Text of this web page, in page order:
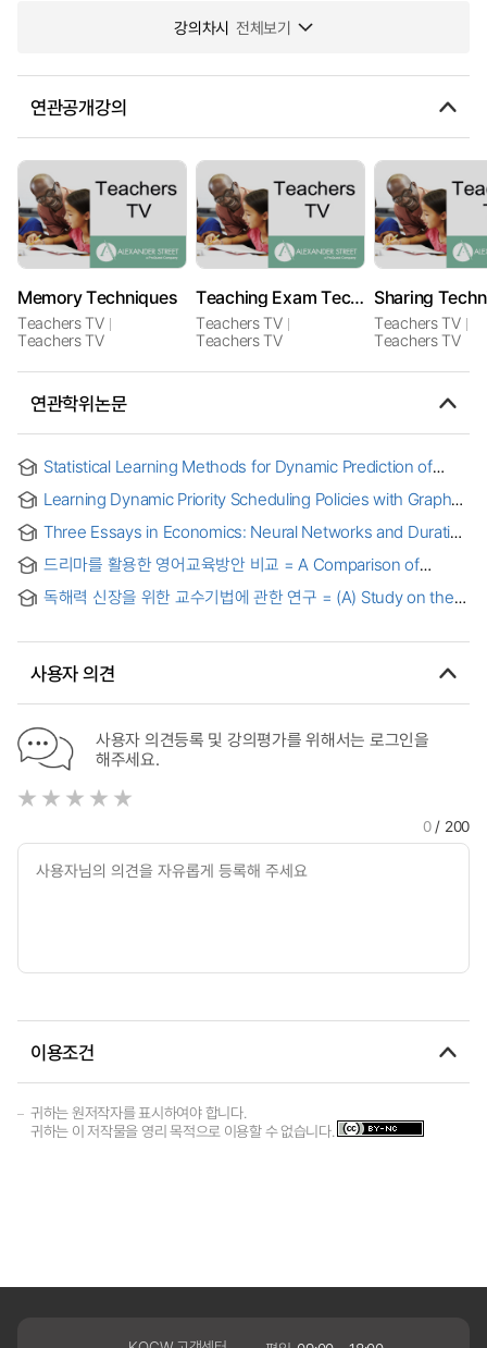
강의차시 전체보기
연관공개강의
Memory Techniques
Teachers TV
Teachers TV
Teaching Exam Techniques: KS4 English
Teachers TV
Teachers TV
Sharing
Teachers TV
Teachers TV
연관학위논문
Statistical Learning Methods for Dynamic Prediction of
with Electronic Medical Record Data
Learning Dynamic Priority Scheduling Policies with Graph
Three Essays in Economics: Neural Networks and Duration
Models, Gender Identity and Unemployment Durations,
News and Police Legitimacy
드리마를 활용한 영어교육방안 비교 = A Comparison of
Teaching English through Drama
독해력 신장을 위한 교수기법에 관한 연구 = (A) Study on the
Comprehension
사용자 의견
사용자 의견등록 및 강의평가를 위해서는 로그인을
해주세요.
0/ 200
이용조건
귀하는 원저작자를 표시하여야 합니다.
귀하는 이 저작물을 영리 목적으로 이용할 수 없습니다.